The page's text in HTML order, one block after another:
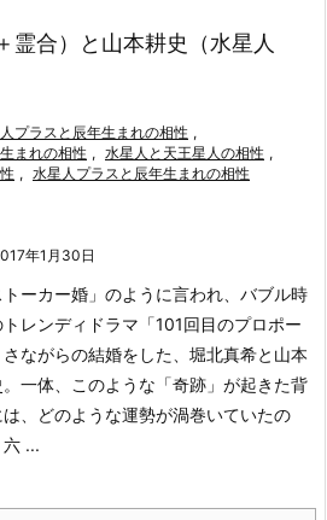
霊合）と山本耕史（水星人
プラスと辰年生まれの相性 ,
まれの相性 , 水星人と天王星人の相性 ,
, 水星人プラスと辰年生まれの相性
年1月30日
トーカー婚」のように言われ、バブル時
レンディドラマ「101回目のプロポー
さながらの結婚をした、堀北真希と山本
一体、このような「奇跡」が起きた背
、どのような運勢が渦巻いていたの
六 ...